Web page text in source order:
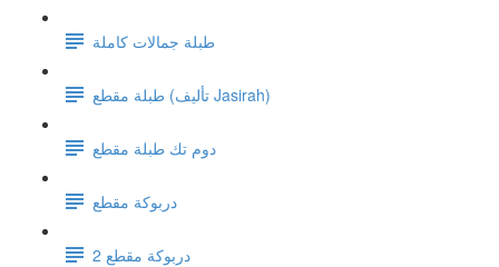
طبلة جمالات كاملة
طبلة مقطع (تأليف Jasirah)
دوم تك طبلة مقطع
دربوكة مقطع
دربوكة مقطع 2